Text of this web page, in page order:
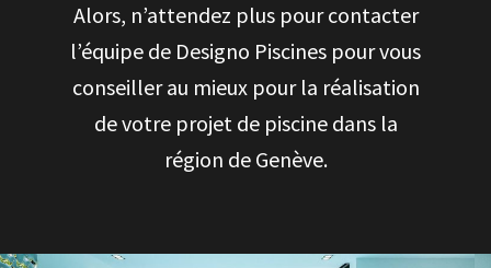
Alors, n’attendez plus pour contacter
l’équipe de Designo Piscines pour vous
conseiller au mieux pour la réalisation
de votre projet de piscine dans la
région de Genève.